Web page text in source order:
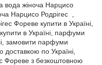
вода жіноча Нарцисо
Нарцисо Родрігес ,
Фореве купити в Україні,
в Україні, парфуми
замовити парфуми
по Україні,
Фореве з безкоштовною